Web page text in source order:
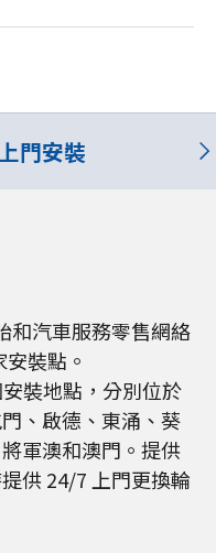
門安裝
和汽車服務零售網絡
裝點。
裝地點，分別位於
、啟德、東涌、葵
軍澳和澳門。提供
供 24/7 上門更換輪